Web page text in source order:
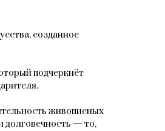
созданное
подчеркнёт
живописных
долговечность — то,